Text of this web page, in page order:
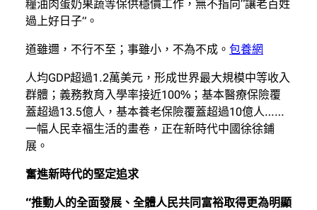
糧油肉蛋奶果蔬等保供穩價工作，無不指向“讓老百姓
過上好日子”。
道雖邇，不行不至；事雖小，不為不成。 包養網
人均GDP超過1.2萬美元，形成世界最大規模中等收入
群體；義務教育入學率接近100%；基本醫療保險覆
蓋超過13.5億人，基本養老保險覆蓋超過10億人……
一幅人民幸福生活的畫卷，正在新時代中國徐徐鋪
展。
奮進新時代的堅定追求
“推動人的全面發展、全體人民共同富裕取得更為明顯